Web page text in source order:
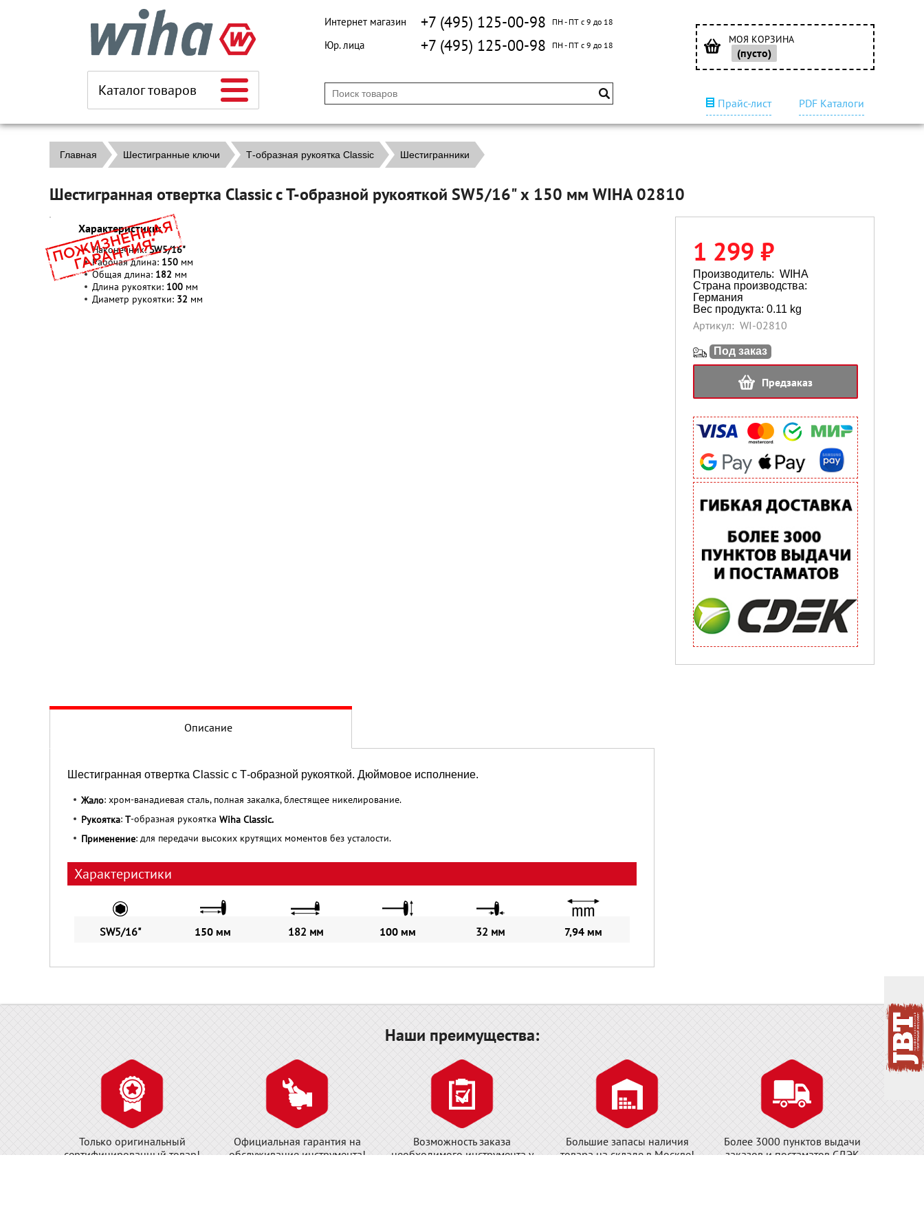
Каталог товаров
Интернет магазин +7 (495) 125-00-98 ПН - ПТ с 9 до 18
Юр. лица +7 (495) 125-00-98 ПН - ПТ с 9 до 18 МОЯ КОРЗИНА
(пусто)
Прайс-лист PDF Каталоги
Главная Шестигранные ключи Т-образная рукоятка Classic Шестигранники
Шестигранная отвертка Classic с Т-образной рукояткой SW5/16" х 150 мм WIHA 02810
Характеристики:
Наконечник:SW5/16"
Рабочая длина: 150 мм
Общая длина: 182 мм
Длина рукоятки: 100 мм
Диаметр рукоятки: 32 мм
1 299 ₽
Производитель: WIHA
Страна производства:
Германия
Вес продукта: 0.11 kg
Артикул: WI-02810
Под заказ
Предзаказ
Описание
Шестигранная отвертка Classic с Т-образной рукояткой. Дюймовое исполнение.
Жало: хром-ванадиевая сталь, полная закалка, блестящее никелирование.
Рукоятка: Т-образная рукоятка Wiha Classic.
Применение: для передачи высоких крутящих моментов без усталости.
Характеристики
SW5/16" 150 мм 182 мм 100 мм 32 мм 7,94 мм
Наши преимущества:
Только оригинальный
сертифицированный товар!
Официальная гарантия на
обслуживание инструмента!
Возможность заказа
необходимого инструмента у
Большие запасы наличия
товара на складе в Москве!
Более 3000 пунктов выдачи
заказов и постаматов СДЭК